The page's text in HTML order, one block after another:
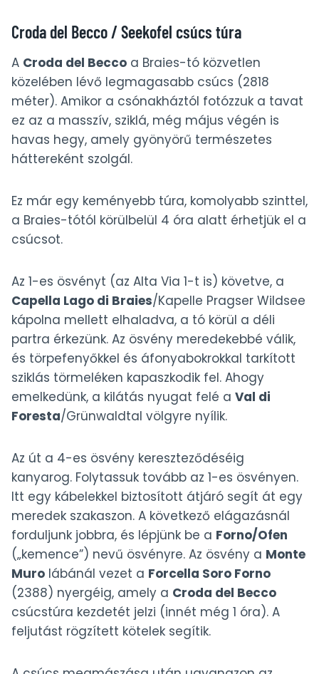
Croda del Becco / Seekofel csúcs túra
A Croda del Becco a Braies-tó közvetlen
közelében lévő legmagasabb csúcs (2818
méter). Amikor a csónakháztól fotózzuk a tavat
ez az a masszív, sziklá, még május végén is
havas hegy, amely gyönyörű természetes
háttereként szolgál.
Ez már egy keményebb túra, komolyabb szinttel,
a Braies-tótól körülbelül 4 óra alatt érhetjük el a
csúcsot.
Az 1-es ösvényt (az Alta Via 1-t is) követve, a
Capella Lago di Braies/Kapelle Pragser Wildsee
kápolna mellett elhaladva, a tó körül a déli
partra érkezünk. Az ösvény meredekebbé válik,
és törpefenyőkkel és áfonyabokrokkal tarkított
sziklás törmeléken kapaszkodik fel. Ahogy
emelkedünk, a kilátás nyugat felé a Val di
Foresta/Grünwaldtal völgyre nyílik.
Az út a 4-es ösvény kereszteződéséig
kanyarog. Folytassuk tovább az 1-es ösvényen.
Itt egy kábelekkel biztosított átjáró segít át egy
meredek szakaszon. A következő elágazásnál
forduljunk jobbra, és lépjünk be a Forno/Ofen
(„kemence”) nevű ösvényre. Az ösvény a Monte
Muro lábánál vezet a Forcella Soro Forno
(2388) nyergéig, amely a Croda del Becco
csúcstúra kezdetét jelzi (innét még 1 óra). A
feljutást rögzített kötelek segítik.